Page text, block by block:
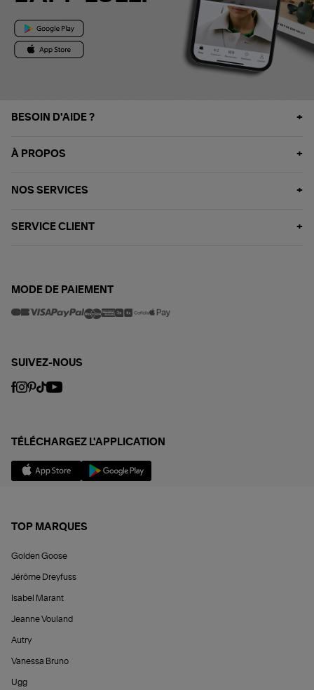
BESOIN D'AIDE ?
À PROPOS
NOS SERVICES
SERVICE CLIENT
MODE DE PAIEMENT
SUIVEZ-NOUS
TÉLÉCHARGEZ L'APPLICATION
TOP MARQUES
Golden Goose
Jérôme Dreyfuss
Isabel Marant
Jeanne Vouland
Autry
Vanessa Bruno
Ugg